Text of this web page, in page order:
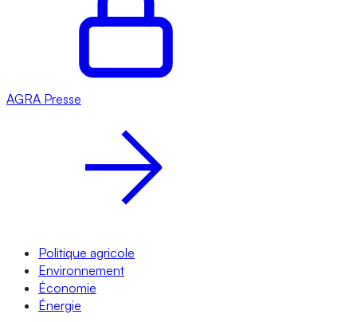
AGRA Presse
Politique agricole
Environnement
Économie
Énergie